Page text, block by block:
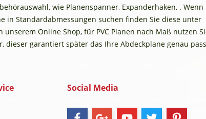
wie Planenspanner, Expanderhaken, . Wenn
in Standardabmessungen suchen finden Sie diese unter
Online Shop, für PVC Planen nach Maß nutzen
dieser garantiert später das Ihre Abdeckplane genau
Social Media